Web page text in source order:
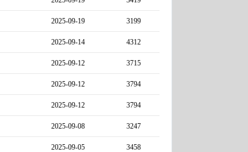
2025-09-19 3199
2025-09-14 4312
2025-09-12 3715
2025-09-12 3794
2025-09-12 3794
2025-09-08 3247
2025-09-05 3458